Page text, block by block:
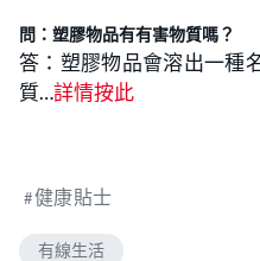
問：塑膠物品有有害物質嗎？
答：塑膠物品會溶出一種
質…詳情按此
健康貼士
有線生活